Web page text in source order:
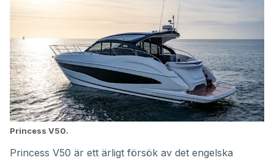
Princess V50.
Princess V50 är ett ärligt försök av det engelska